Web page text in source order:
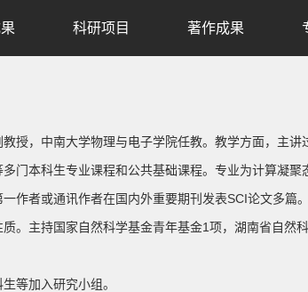
科研项目 著作成果
授，中南大学物理与电子学院任教。教学方面，主
门本科生专业课程和公共基础课程。专业为计算凝
作者或通讯作者在国内外重要期刊发表SCI论文多篇
。主持国家自然科学基金青年基金1项，湖南省自然
等加入研究小组。